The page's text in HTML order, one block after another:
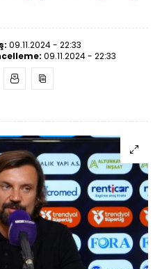
09.11.2024 - 22:33
09.11.2024 - 22:33